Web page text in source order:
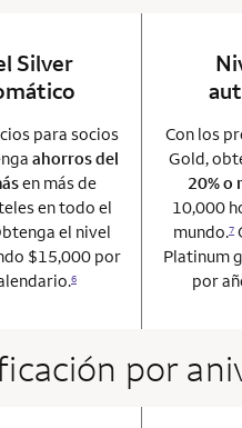
column 1 Onkey card
Silver
para socios
ahorros del
en más de
en todo el
el nivel
$15,000 por
6
Con los
Gold,
20% o
10,000
mundo.7
Platinum
por
por